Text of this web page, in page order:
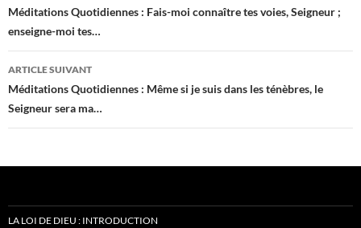
des
articles
Méditations Quotidiennes : Fais-moi connaître tes voies, Seigneur ;
enseigne-moi tes…
ARTICLE SUIVANT
Méditations Quotidiennes : Même si je suis dans les ténèbres, le
Seigneur sera ma…
LA LOI DE DIEU : INTRODUCTION